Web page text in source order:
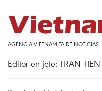
AGENCIA VIETNAMITA DE NOTICIAS
Editor en jefe: TRAN